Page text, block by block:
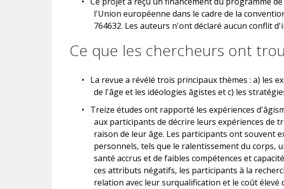
l'Union européenne dans le cadre de la
764632. Les auteurs n'ont déclaré aucun conflit
Ce que les chercheurs ont
•
La revue a révélé trois principaux thèmes : a) les
de l'âge et les idéologies âgistes et c) les
•
Treize études ont rapporté les expériences
aux participants de décrire leurs expériences de
raison de leur âge. Les participants ont souvent
personnels, tels que le ralentissement du corps,
santé accrus et de faibles compétences et
ces attributs négatifs, les participants à la
relation avec leur surqualification et le coût élevé